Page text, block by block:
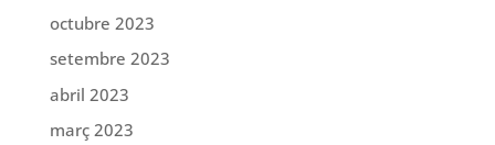
octubre 2023
setembre 2023
abril 2023
març 2023